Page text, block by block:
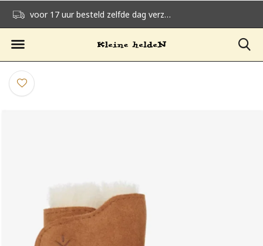
voor 17 uur besteld zelfde dag verzonden